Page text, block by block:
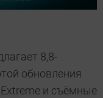
8,8-
обновления
Extreme и съёмные